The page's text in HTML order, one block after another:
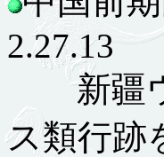
2.27.13
新疆ウ
ス類行跡